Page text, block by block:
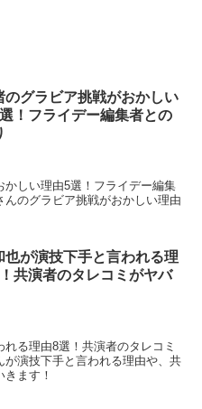
のグラビア挑戦がおかしい
！フライデー編集者との
しい理由5選！フライデー編集
のグラビア挑戦がおかしい理由
也が演技下手と言われる理
共演者のタレコミがヤバ
る理由8選！共演者のタレコミ
演技下手と言われる理由や、共
ます！